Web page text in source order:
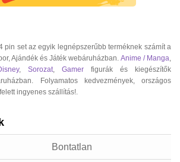
pin set az egyik legnépszerűbb terméknek számít a
Ajándék és Játék webáruházban. Anime / Manga
, Sorozat Gamer figurák és kiegészítők
Folyamatos kedvezmények, országos
ingyenes szállítás!.
Bontatlan